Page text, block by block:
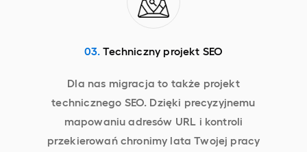
03. Techniczny projekt SEO
Dla nas migracja to także projekt
technicznego SEO. Dzięki precyzyjnemu
mapowaniu adresów URL i kontroli
przekierowań chronimy lata Twojej pracy